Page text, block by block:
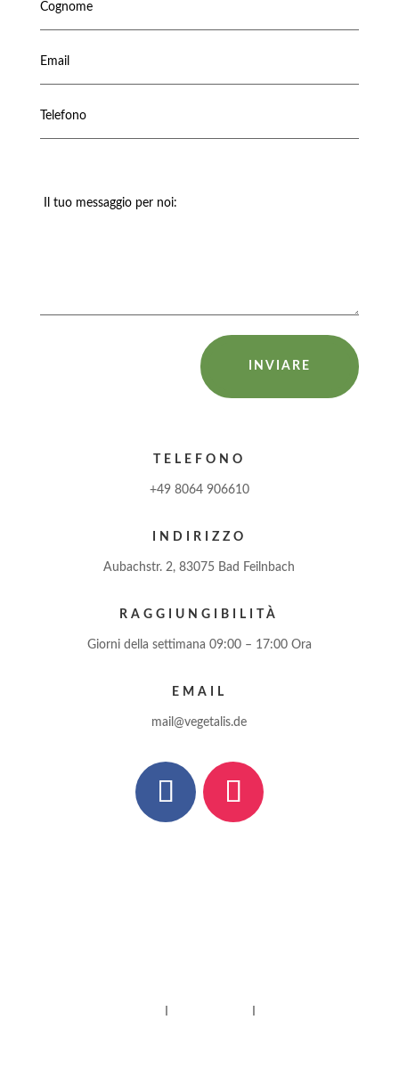
INVIARE
TELEFONO
+49 8064 906610
INDIRIZZO
Aubachstr. 2, 83075 Bad Feilnbach
RAGGIUNGIBILITÀ
Giorni della settimana 09:00 – 17:00 Ora
EMAIL
mail@vegetalis.de